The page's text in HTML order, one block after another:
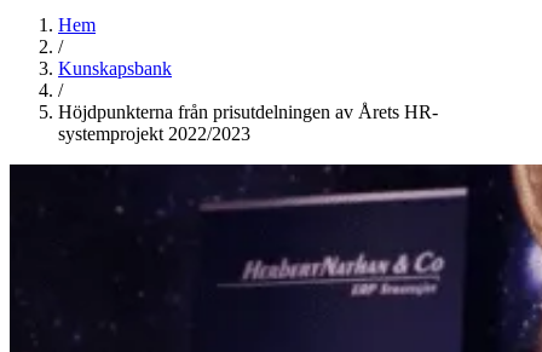
Hem
/
Kunskapsbank
/
Höjdpunkterna från prisutdelningen av Årets HR-
systemprojekt 2022/2023